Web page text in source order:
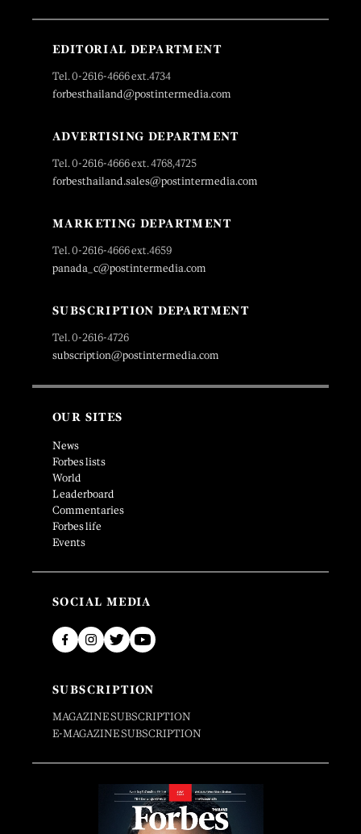
EDITORIAL DEPARTMENT
Tel. 0-2616-4666 ext.4734
forbesthailand@postintermedia.com
ADVERTISING DEPARTMENT
Tel. 0-2616-4666 ext. 4768,4725
forbesthailand.sales@postintermedia.com
MARKETING DEPARTMENT
Tel. 0-2616-4666 ext.4659
panada_c@postintermedia.com
SUBSCRIPTION DEPARTMENT
Tel. 0-2616-4726
subscription@postintermedia.com
OUR SITES
News
Forbes lists
World
Leaderboard
Commentaries
Forbes life
Events
SOCIAL MEDIA
SUBSCRIPTION
MAGAZINE SUBSCRIPTION
E-MAGAZINE SUBSCRIPTION